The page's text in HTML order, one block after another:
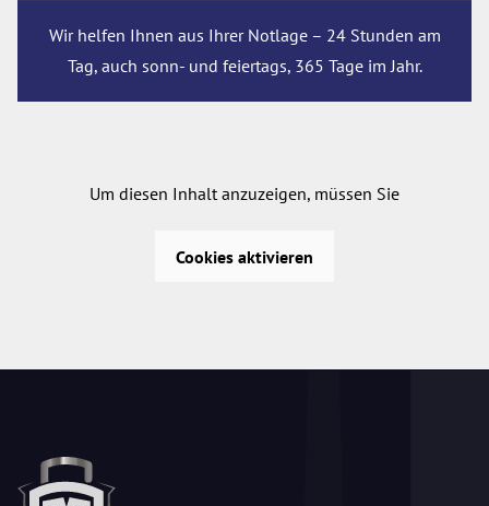
Wir helfen Ihnen aus Ihrer Notlage – 24 Stunden am
Tag, auch sonn- und feiertags, 365 Tage im Jahr.
Um diesen Inhalt anzuzeigen, müssen Sie
Cookies aktivieren